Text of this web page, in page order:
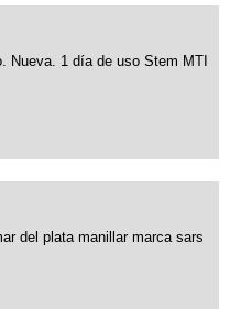
Nueva. 1 día de uso Stem MTI
del plata manillar marca sars